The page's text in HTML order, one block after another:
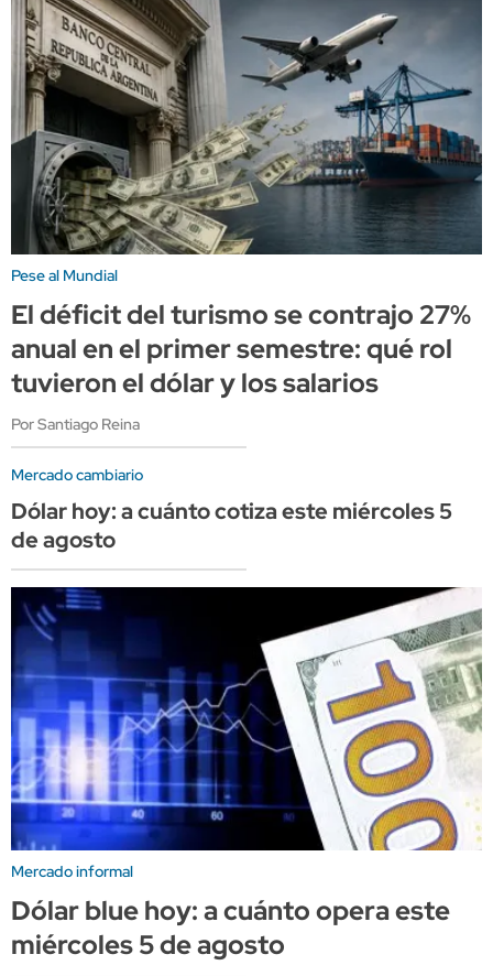
Pese al Mundial
El déficit del turismo se contrajo 27%
anual en el primer semestre: qué rol
tuvieron el dólar y los salarios
Por Santiago Reina
Mercado cambiario
Dólar hoy: a cuánto cotiza este miércoles 5
de agosto
Mercado informal
Dólar blue hoy: a cuánto opera este
miércoles 5 de agosto